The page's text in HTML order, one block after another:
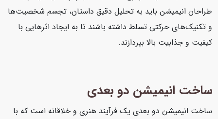
طراحان انیمیشن باید به تحلیل دقیق داستان، تجسم شخصیت‌ها
و تکنیک‌های حرکتی تسلط داشته باشند تا به ایجاد اثرهایی با
کیفیت و جذابیت بالا بپردازند.
ساخت انیمیشن دو بعدی
ساخت انیمیشن دو بعدی یک فرآیند هنری و خلاقانه است که با